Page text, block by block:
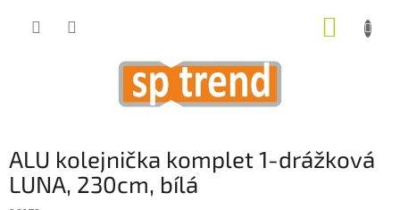
ALU kolejnička komplet 1-drážková
LUNA, 230cm, bílá